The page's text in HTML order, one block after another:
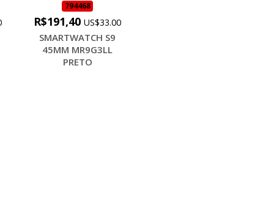
794468
R$191,40 US$33.00
SMARTWATCH S9
45MM MR9G3LL
PRETO